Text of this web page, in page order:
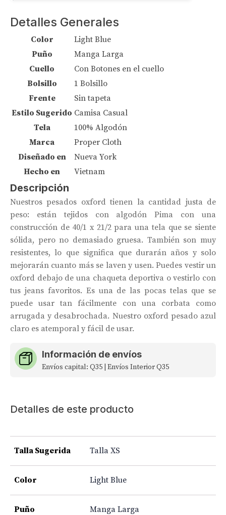
Detalles Generales
Color
Light Blue
Puño
Manga Larga
Cuello
Con Botones en el cuello
Bolsillo
1 Bolsillo
Frente
Sin tapeta
Estilo Sugerido Camisa Casual
Tela
100% Algodón
Marca
Proper Cloth
Diseñado en
Nueva York
Hecho en
Vietnam
Descripción
Nuestros pesados ​​oxford tienen la cantidad justa de
peso: están tejidos con algodón Pima con una
construcción de 40/1 x 21/2 para una tela que se siente
sólida, pero no demasiado gruesa. También son muy
resistentes, lo que significa que durarán años y solo
mejorarán cuanto más se laven y usen. Puedes vestir un
oxford debajo de una chaqueta deportiva o vestirlo con
tus jeans favoritos. Es una de las pocas telas que se
puede usar tan fácilmente con una corbata como
arrugada y desabrochada. Nuestro oxford pesado azul
claro es atemporal y fácil de usar.
Información de envíos
Envíos capital: Q35 | Envíos Interior Q35
Detalles de este producto
Talla Sugerida Talla XS
Color Light Blue
Puño Manga Larga